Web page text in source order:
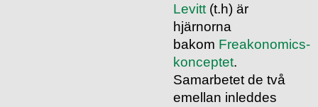
Levitt (t.h) är
hjärnorna
bakom Freakonomics-
konceptet.
Samarbetet de två
emellan inleddes